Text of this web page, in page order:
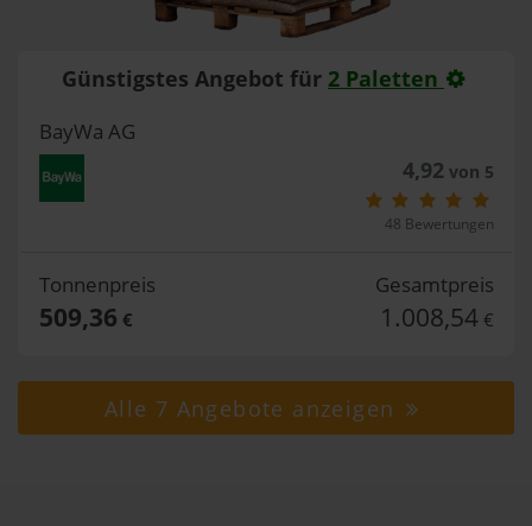
Günstigstes Angebot für 2 Paletten
BayWa AG
4,92von 5
48 Bewertungen
Tonnenpreis
509,36 €
Gesamtpreis
1.008,54 €
Alle 7 Angebote anzeigen